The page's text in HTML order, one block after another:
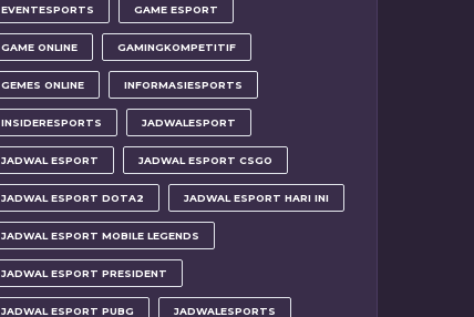
EVENTESPORTS GAME ESPORT
GAME ONLINE GAMINGKOMPETITIF
GEMES ONLINE INFORMASIESPORTS
INSIDERESPORTS JADWALESPORT
JADWAL ESPORT JADWAL ESPORT CSGO
JADWAL ESPORT DOTA2 JADWAL ESPORT HARI INI
JADWAL ESPORT MOBILE LEGENDS
JADWAL ESPORT PRESIDENT
JADWAL ESPORT PUBG JADWALESPORTS